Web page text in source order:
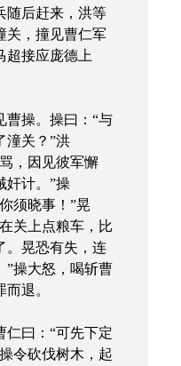
随后赶来，洪等
关，撞见曹仁军
超接应庞德上
操。操曰：“与
潼关？”洪
，因见彼军懈
奸计。”操
须晓事！”晃
关上点粮车，比
。晃恐有失，连
”操大怒，喝斩曹
退。
曰：“可先下定
令砍伐树木，起